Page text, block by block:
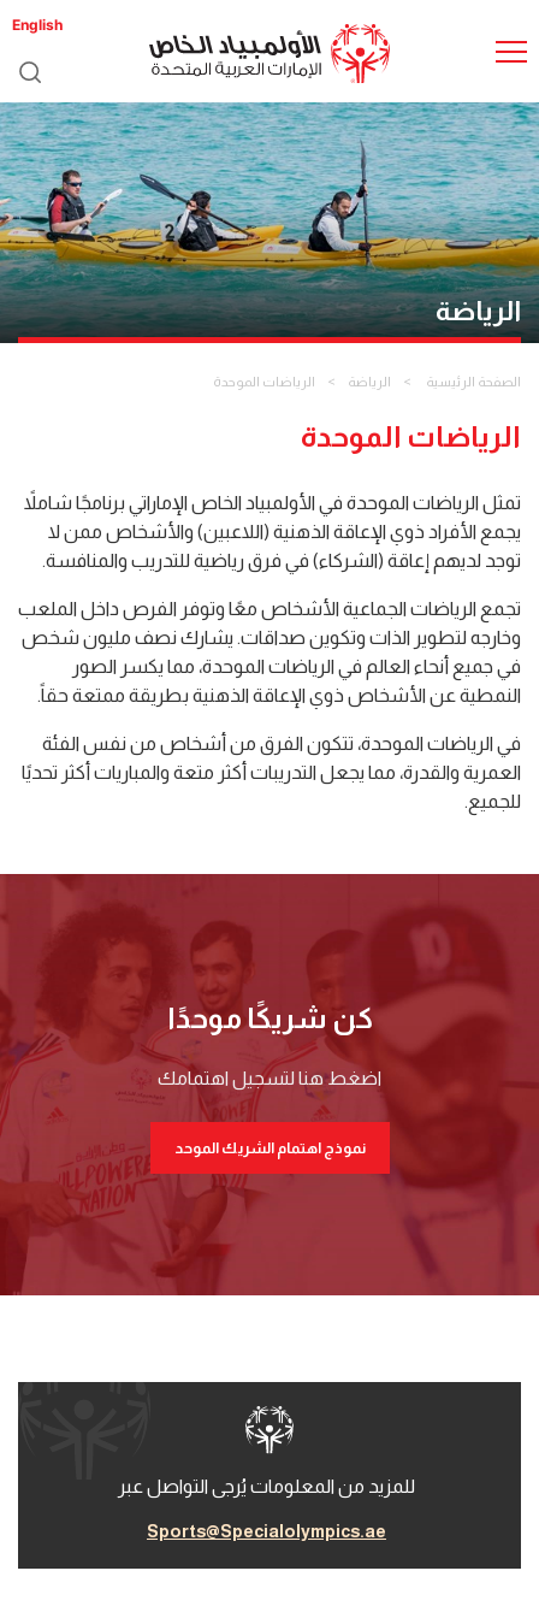
English
الرياضة
الصفحة الرئيسية الرياضة الرياضات الموحدة
الرياضات الموحدة
تمثل الرياضات الموحدة في الأولمبياد الخاص الإماراتي برنامجًا شاملاً
يجمع الأفراد ذوي الإعاقة الذهنية (اللاعبين) والأشخاص ممن لا
توجد لديهم إعاقة (الشركاء) في فرق رياضية للتدريب والمنافسة.
تجمع الرياضات الجماعية الأشخاص معًا وتوفر الفرص داخل الملعب
وخارجه لتطوير الذات وتكوين صداقات. يشارك نصف مليون شخص
في جميع أنحاء العالم في الرياضات الموحدة، مما يكسر الصور
النمطية عن الأشخاص ذوي الإعاقة الذهنية بطريقة ممتعة حقاً.
في الرياضات الموحدة، تتكون الفرق من أشخاص من نفس الفئة
العمرية والقدرة، مما يجعل التدريبات أكثر متعة والمباريات أكثر تحديًا
للجميع.
كن شريكًا موحدًا
اضغط هنا لتسجيل اهتمامك
نموذج اهتمام الشريك الموحد
للمزيد من المعلومات يُرجى التواصل عبر
Sports@Specialolympics.ae